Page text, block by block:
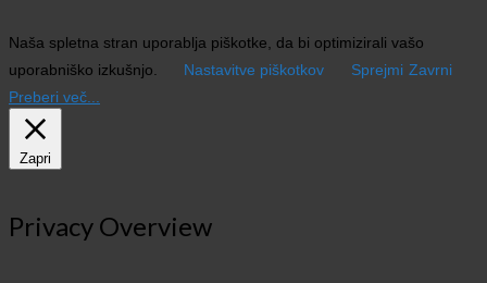
Naša spletna stran uporablja piškotke, da bi optimizirali vašo
uporabniško izkušnjo.
Nastavitve piškotkov Sprejmi Zavrni
Preberi več...
Zapri
Privacy Overview